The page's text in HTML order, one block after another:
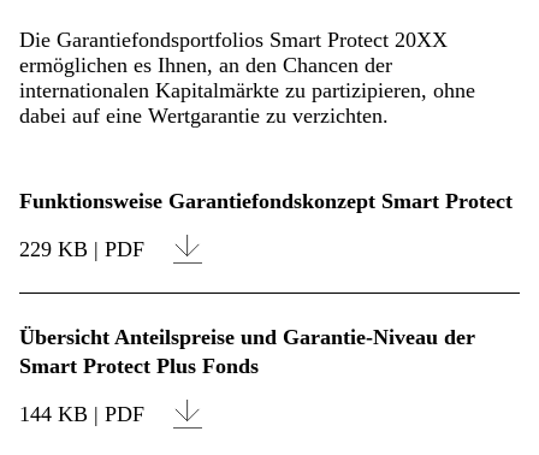
Die Garantiefondsportfolios Smart Protect 20XX
ermöglichen es Ihnen, an den Chancen der
internationalen Kapitalmärkte zu partizipieren, ohne
dabei auf eine Wertgarantie zu verzichten.
Funktionsweise Garantiefondskonzept Smart Protect
229 KB | PDF
Übersicht Anteilspreise und Garantie-Niveau der
Smart Protect Plus Fonds
144 KB | PDF